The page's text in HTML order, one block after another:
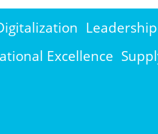
Excellence